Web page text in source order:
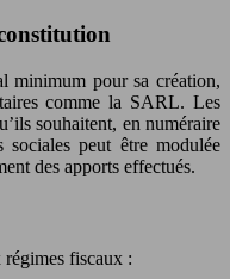
minimum pour sa création,
comme la SARL. Les
souhaitent, en numéraire
peut être modulée
des apports effectués.
régimes fiscaux :